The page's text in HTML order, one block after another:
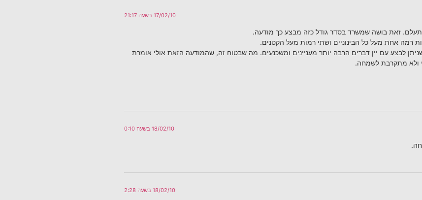
17/02/10 בשעה 21:17
זאת בושה שמשרד בסדר גודל כזה מבצע כך מודעה.
רמה אחת מעל כל הבינוניים ושתי רמות מעל הקטנים.
לבצע עם יין דברים הרבה יותר מעניינים ומשכנעים. מה שבטוח זה, שהמודעה הזאת אולי אומרת
ולא מתקרבת לשמחה.
18/02/10 בשעה 0:10
18/02/10 בשעה 2:28